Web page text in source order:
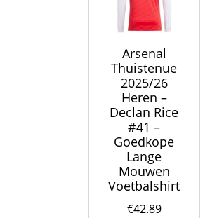
Arsenal
Thuistenue
2025/26
Heren –
Declan Rice
#41 –
Goedkope
Lange
Mouwen
Voetbalshirt
€42.89